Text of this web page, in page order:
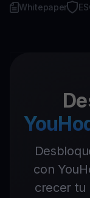
Whitepaper
con
crecer tu